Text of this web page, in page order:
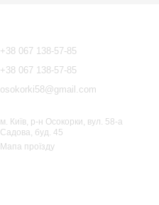
+38 067 138-57-85
+38 067 138-57-85
osokorki58@gmail.com
м. Київ, р-н Осокорки, вул. 58-а
Садова, буд. 45
Мапа проїзду